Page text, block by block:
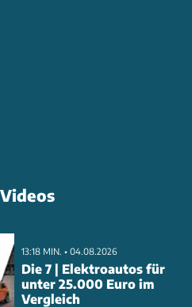
13:18 MIN. • 04.08.2026
Die 7 | Elektroautos für
unter 25.000 Euro im
Vergleich